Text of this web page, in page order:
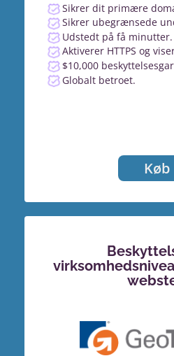
Sikrer dit primære
Sikrer ubegrænsede
Udstedt på få minutter.
Aktiverer HTTPS og
$10,000
Globalt betroet.
Køb